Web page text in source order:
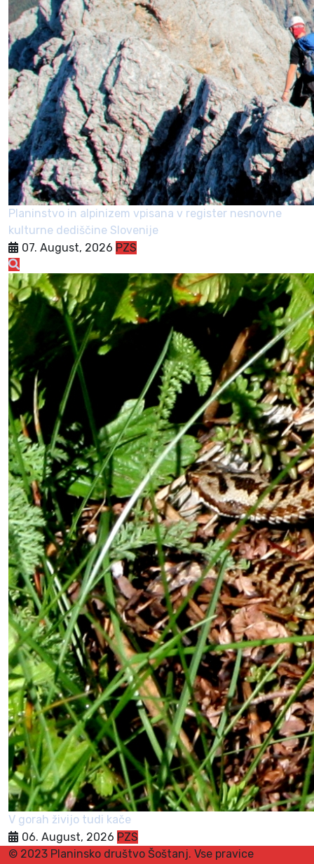
Planinstvo in alpinizem vpisana v register nesnovne
kulturne dediščine Slovenije
07. August, 2026 PZS
V gorah živijo tudi kače
06. August, 2026 PZS
© 2023 Planinsko društvo Šoštanj. Vse pravice